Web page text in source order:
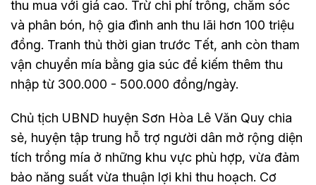
thu mua với giá cao. Trừ chi phí trồng, chăm sóc
và phân bón, hộ gia đình anh thu lãi hơn 100 triệu
đồng. Tranh thủ thời gian trước Tết, anh còn tham
vận chuyển mía bằng gia súc để kiếm thêm thu
nhập từ 300.000 - 500.000 đồng/ngày.
Chủ tịch UBND huyện Sơn Hòa Lê Văn Quy chia
sẻ, huyện tập trung hỗ trợ người dân mở rộng diện
tích trồng mía ở những khu vực phù hợp, vừa đảm
bảo năng suất vừa thuận lợi khi thu hoạch. Cơ